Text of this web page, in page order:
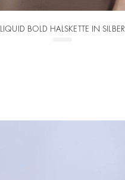
LIQUID BOLD HALSKETTE IN SILBER